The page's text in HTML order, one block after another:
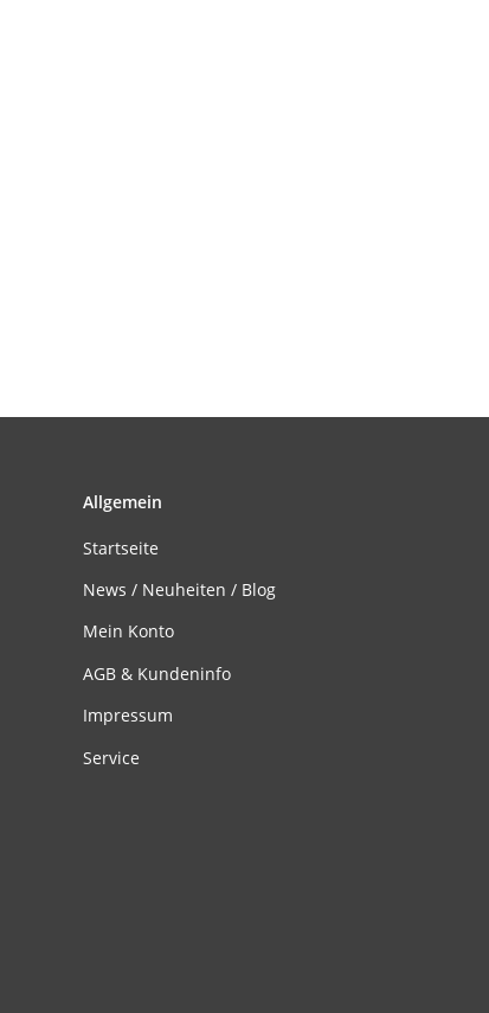
Allgemein
Startseite
News / Neuheiten / Blog
Mein Konto
AGB & Kundeninfo
Impressum
Service